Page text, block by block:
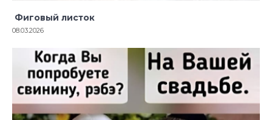
Фиговый листок
08.03.2026